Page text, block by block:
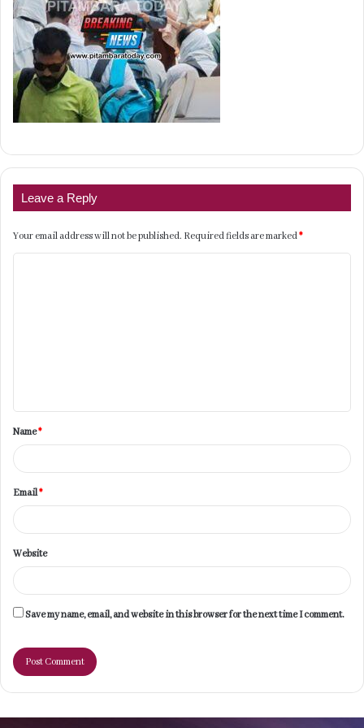
Leave a Reply
Your email address will not be published. Required fields are marked*
t
*Name*
Email*
Website
Save my name, email, and website in this browser for the next time I comment.